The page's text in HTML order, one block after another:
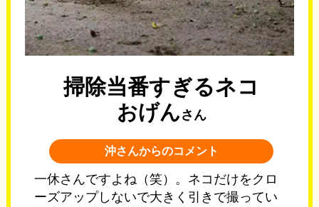
掃除当番すぎるネコ
おげん さん
沖さんからのコメント
一休さんですよね（笑）。ネコだけをクロ
ーズアップしないで大きく引きで撮ってい